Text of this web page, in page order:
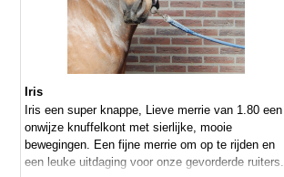
Iris
Iris een super knappe, Lieve merrie van 1.80 een
onwijze knuffelkont met sierlijke, mooie
bewegingen. Een fijne merrie om op te rijden en
een leuke uitdaging voor onze gevorderde ruiters.